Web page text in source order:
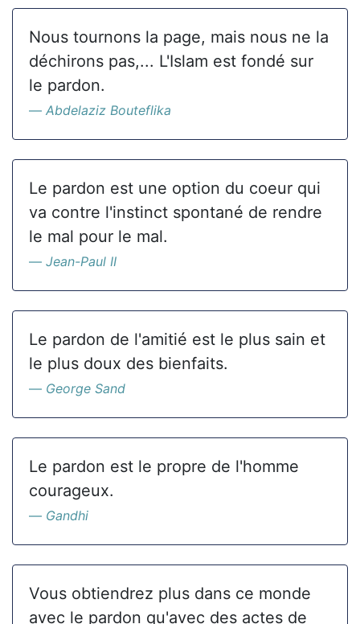
Nous tournons la page, mais nous ne la
déchirons pas,... L'Islam est fondé sur
le pardon.
Abdelaziz Bouteflika
Le pardon est une option du coeur qui
va contre l'instinct spontané de rendre
le mal pour le mal.
Jean-Paul II
Le pardon de l'amitié est le plus sain et
le plus doux des bienfaits.
George Sand
Le pardon est le propre de l'homme
courageux.
Gandhi
Vous obtiendrez plus dans ce monde
avec le pardon qu'avec des actes de